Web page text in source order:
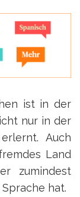
ist in der
nur in der
Auch
Land
zumindest
hat.